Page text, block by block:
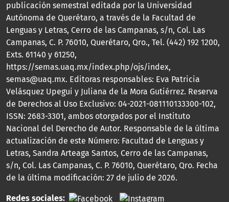
publicación semestral editada por la Universidad
Autónoma de Querétaro, a través de la Facultad de
Lenguas y Letras, Cerro de las Campanas, s/n, Col. Las
Campanas, C. P. 76010, Querétaro, Qro., Tel. (442) 192 1200,
Exts. 61140 y 61250,
https://semas.uaq.mx/index.php/ojs/index,
semas@uaq.mx. Editoras responsables: Eva Patricia
Velásquez Upegui y Juliana de la Mora Gutiérrez. Reserva
de Derechos al Uso Exclusivo: 04-2021-081110133300-102,
ISSN: 2683-3301, ambos otorgados por el Instituto
Nacional del Derecho de Autor. Responsable de la última
actualización de este Número: Facultad de Lenguas y
Letras, Sandra Arteaga Santos, Cerro de las Campanas,
s/n, Col. Las Campanas, C. P. 76010, Querétaro, Qro. Fecha
de la última modificación: 27 de julio de 2026.
Redes sociales: